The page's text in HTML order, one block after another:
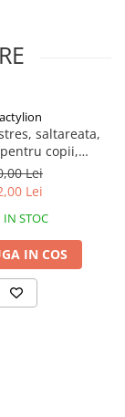
saltareata,
copii,
diametru 6.6
portocaliu
Lei
Lei
IN STOC
IN COS